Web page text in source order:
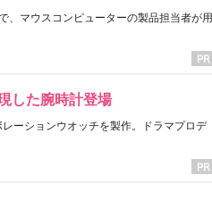
、マウスコンピューターの製品担当者が用
した腕時計登場
ーションウオッチを製作。ドラマプロデ